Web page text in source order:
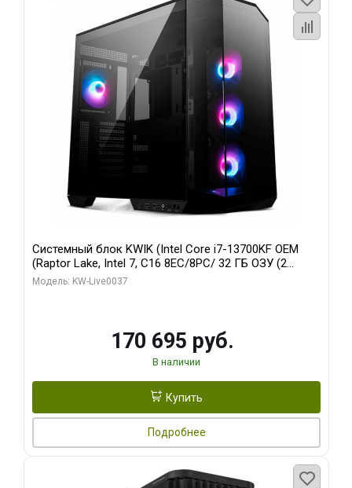
Системный блок KWIK (Intel Core i7-13700KF OEM
(Raptor Lake, Intel 7, C16 8EC/8PC/ 32 ГБ ОЗУ (2
модуля)/ Gigabyte RTX5070 AERO OC 12GB GDDR7
Модель: KW-Live0037
170 695 руб.
В наличии
Купить
Подробнее